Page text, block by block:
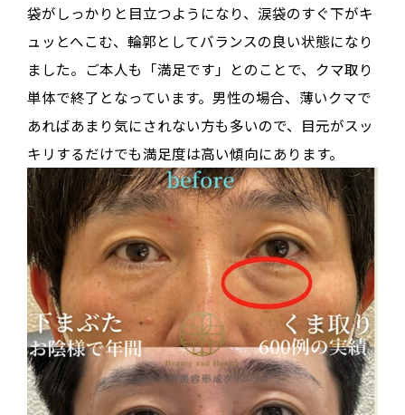
袋がしっかりと目立つようになり、涙袋のすぐ下がキ
ュッとへこむ、輪郭としてバランスの良い状態になり
ました。ご本人も「満足です」とのことで、クマ取り
単体で終了となっています。男性の場合、薄いクマで
あればあまり気にされない方も多いので、目元がスッ
キリするだけでも満足度は高い傾向にあります。